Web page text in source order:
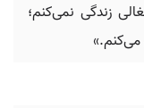
زندگی نمی‌کنم؛